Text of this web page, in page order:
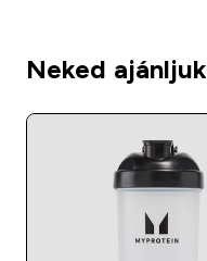
Neked ajánljuk